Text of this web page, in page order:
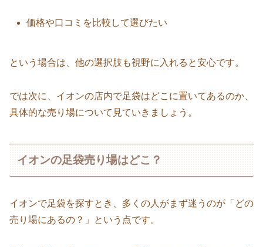
価格や口コミを比較して選びたい
という場合は、他の選択肢も視野に入れると安心です。
では次に、イオンの店内で足袋はどこに置いてあるのか、
具体的な売り場について見ていきましょう。
イオンの足袋売り場はどこ？
イオンで足袋を探すとき、多くの人がまず迷うのが「どの
売り場にあるの？」という点です。